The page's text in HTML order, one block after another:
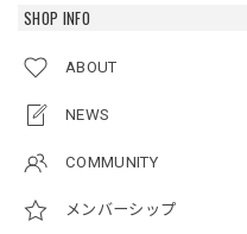
SHOP INFO
ABOUT
NEWS
COMMUNITY
メンバーシップ